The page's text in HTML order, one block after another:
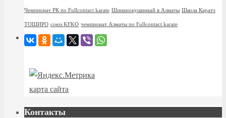
Чемпионат РК по Fullcontact karate Шинкиокушинкай в Алматы Школа Каратэ
ТОШИРО союз KFKO чемпионат Алматы по Fullcontact karate
карта сайта
Контакты